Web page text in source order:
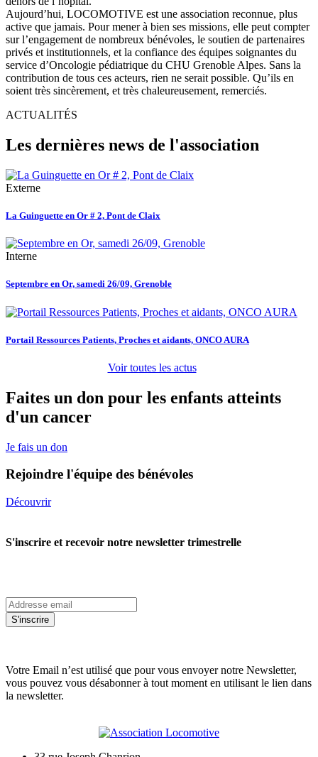
Aujourd’hui, LOCOMOTIVE est une association reconnue, plus
active que jamais. Pour mener à bien ses missions, elle peut compter
sur l’engagement de nombreux bénévoles, le soutien de partenaires
privés et institutionnels, et la confiance des équipes soignantes du
service d’Oncologie pédiatrique du CHU Grenoble Alpes. Sans la
contribution de tous ces acteurs, rien ne serait possible. Qu’ils en
soient très sincèrement, et très chaleureusement, remerciés.
ACTUALITÉS
Les dernières news de l'association
Externe
La Guinguette en Or # 2, Pont de Claix
Interne
Septembre en Or, samedi 26/09, Grenoble
Portail Ressources Patients, Proches et aidants, ONCO AURA
Voir toutes les actus
Faites un don pour les enfants atteints
d'un cancer
Je fais un don
Rejoindre l'équipe des bénévoles
Découvrir
S'inscrire et recevoir notre newsletter trimestrelle
S'inscrire
Votre Email n’est utilisé que pour vous envoyer notre Newsletter,
vous pouvez vous désabonner à tout moment en utilisant le lien dans
la newsletter.